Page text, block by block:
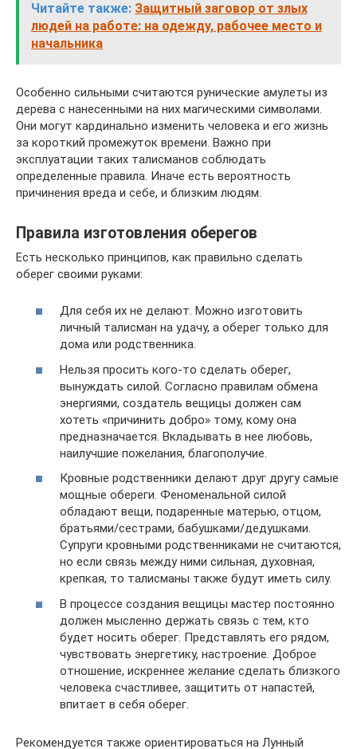
Читайте также: Защитный заговор от злых
людей на работе: на одежду, рабочее место и
начальника
Особенно сильными считаются рунические амулеты из
дерева с нанесенными на них магическими символами.
Они могут кардинально изменить человека и его жизнь
за короткий промежуток времени. Важно при
эксплуатации таких талисманов соблюдать
определенные правила. Иначе есть вероятность
причинения вреда и себе, и близким людям.
Правила изготовления оберегов
Есть несколько принципов, как правильно сделать
оберег своими руками:
Для себя их не делают. Можно изготовить
личный талисман на удачу, а оберег только для
дома или родственника.
Нельзя просить кого-то сделать оберег,
вынуждать силой. Согласно правилам обмена
энергиями, создатель вещицы должен сам
хотеть «причинить добро» тому, кому она
предназначается. Вкладывать в нее любовь,
наилучшие пожелания, благополучие.
Кровные родственники делают друг другу самые
мощные обереги. Феноменальной силой
обладают вещи, подаренные матерью, отцом,
братьями/сестрами, бабушками/дедушками.
Супруги кровными родственниками не считаются,
но если связь между ними сильная, духовная,
крепкая, то талисманы также будут иметь силу.
В процессе создания вещицы мастер постоянно
должен мысленно держать связь с тем, кто
будет носить оберег. Представлять его рядом,
чувствовать энергетику, настроение. Доброе
отношение, искреннее желание сделать близкого
человека счастливее, защитить от напастей,
впитает в себя оберег.
Рекомендуется также ориентироваться на Лунный